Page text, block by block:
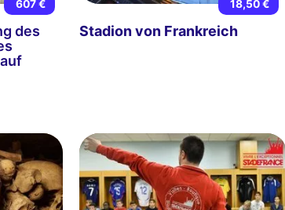
607 €
des
18,50 €
Stadion von Frankreich